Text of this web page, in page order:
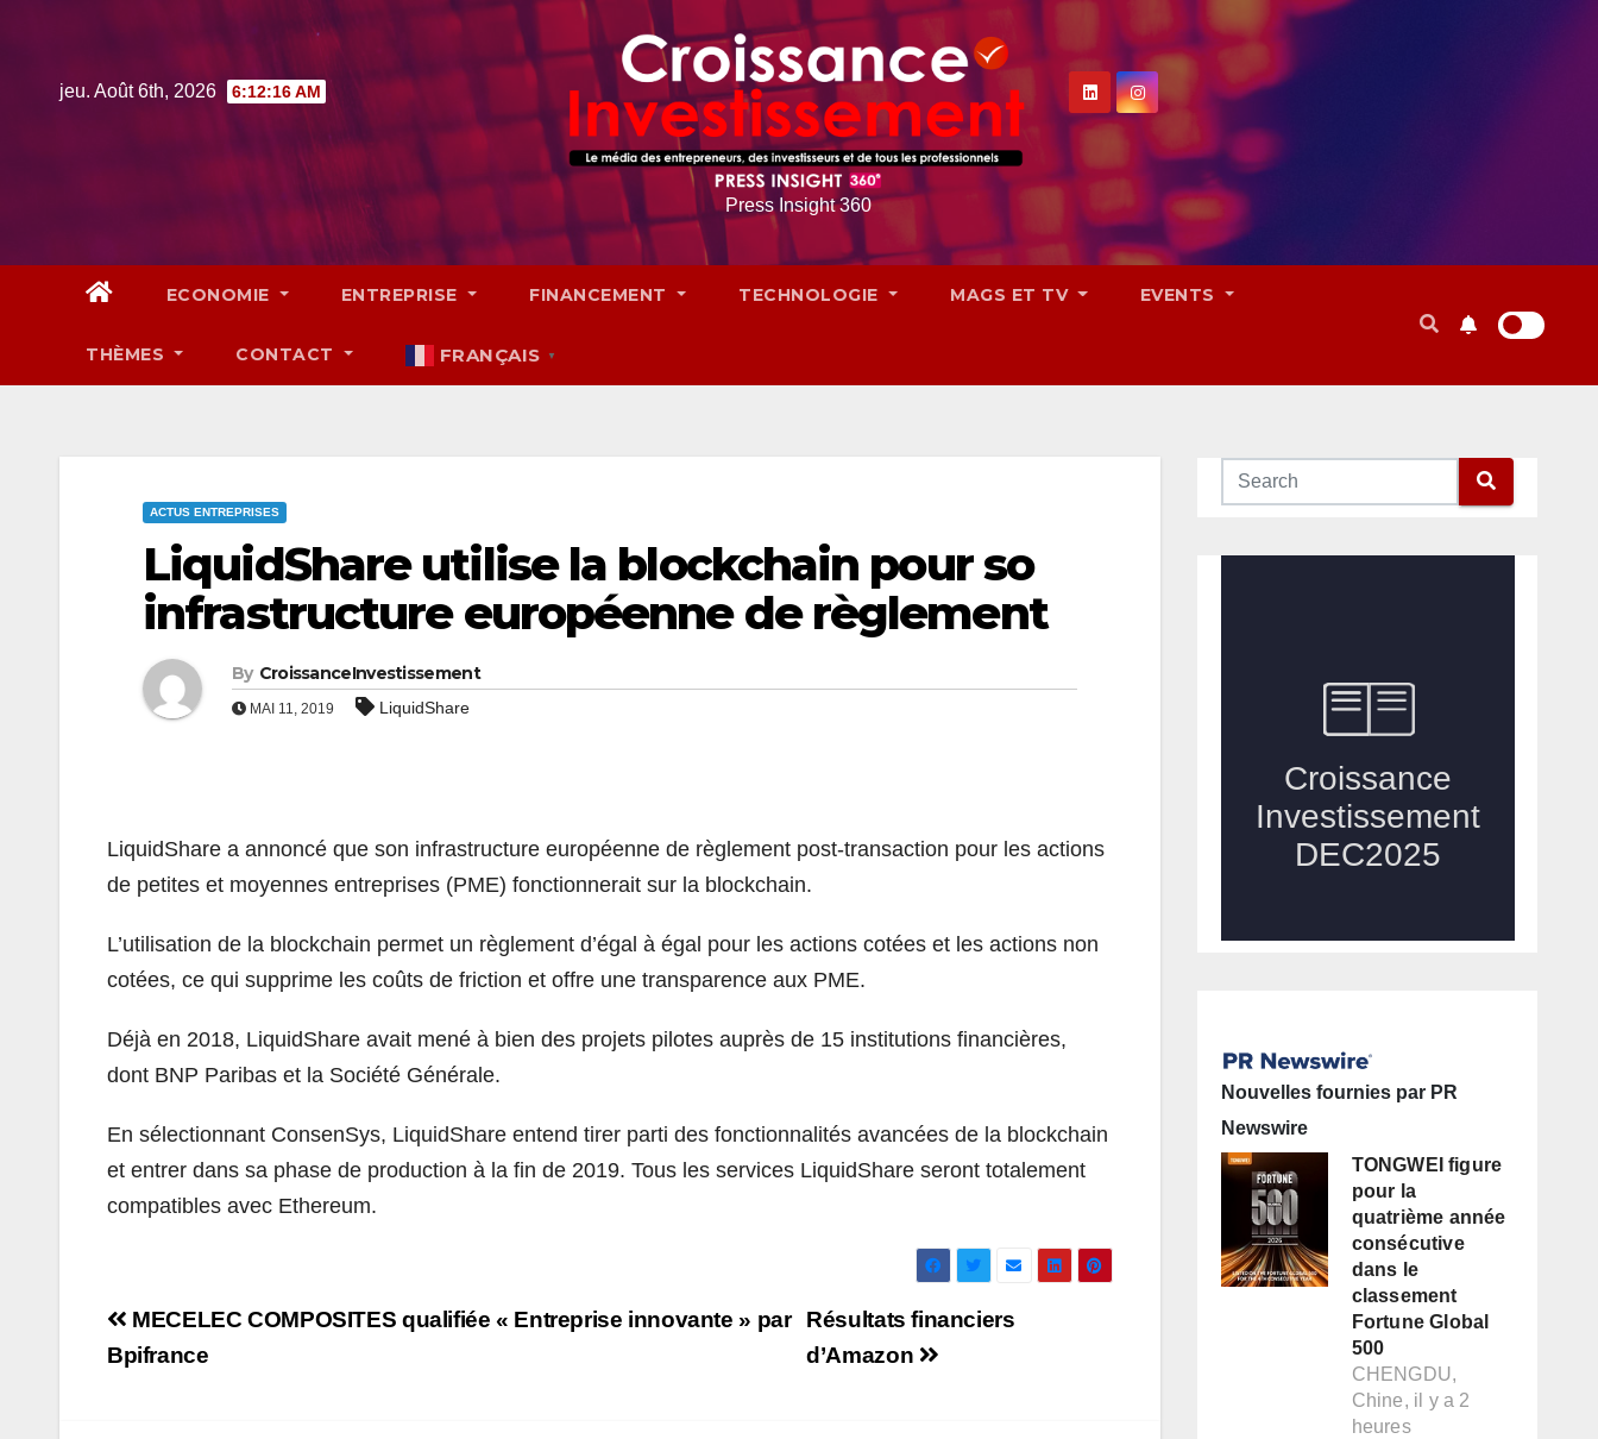
jeu. Août 6th, 2026 6:12:17 AM
Press Insight 360
ECONOMIE ENTREPRISE FINANCEMENT TECHNOLOGIE MAGS ET TV EVENTS
THÈMES CONTACT FRANÇAIS ▼
ACTUS ENTREPRISES
LiquidShare utilise la blockchain pour so
infrastructure européenne de règlement
By CroissanceInvestissement
MAI 11, 2019 LiquidShare
LiquidShare a annoncé que son infrastructure européenne de règlement post-transaction pour les actions
de petites et moyennes entreprises (PME) fonctionnerait sur la blockchain.
L’utilisation de la blockchain permet un règlement d’égal à égal pour les actions cotées et les actions non
cotées, ce qui supprime les coûts de friction et offre une transparence aux PME.
Déjà en 2018, LiquidShare avait mené à bien des projets pilotes auprès de 15 institutions financières,
dont BNP Paribas et la Société Générale.
En sélectionnant ConsenSys, LiquidShare entend tirer parti des fonctionnalités avancées de la blockchain
et entrer dans sa phase de production à la fin de 2019. Tous les services LiquidShare seront totalement
compatibles avec Ethereum.
Navigation
de
Résultats financiers
d’Amazon
MECELEC COMPOSITES qualifiée « Entreprise innovante » par
Bpifrance
Nouvelles fournies par PR
Newswire
TONGWEI figure
pour la
quatrième année
consécutive
dans le
classement
Fortune Global
500
CHENGDU,
Chine, il y a 2
heures